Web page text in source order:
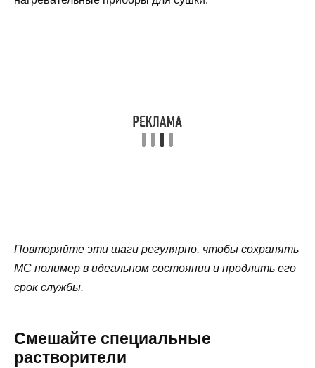
Повторяйте эти шаги регулярно, чтобы сохранять
МС полимер в идеальном состоянии и продлить его
срок службы.
Смешайте специальные
растворители